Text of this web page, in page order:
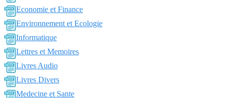
Economie et Finance
Environnement et Ecologie
Informatique
Lettres et Memoires
Livres Audio
Livres Divers
Medecine et Sante